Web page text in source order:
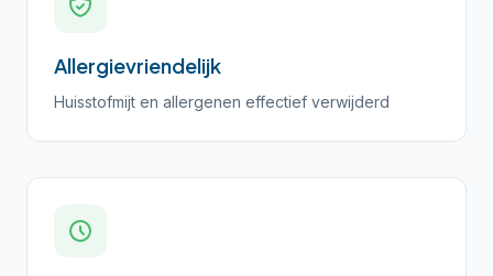
Allergievriendelijk
Huisstofmijt en allergenen effectief verwijderd